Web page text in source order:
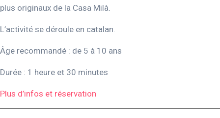
plus originaux de la Casa Milà.
L’activité se déroule en catalan.
Âge recommandé : de 5 à 10 ans
Durée : 1 heure et 30 minutes
Plus d’infos et réservation